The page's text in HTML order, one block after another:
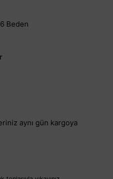
Beden
aynı gün kargoya